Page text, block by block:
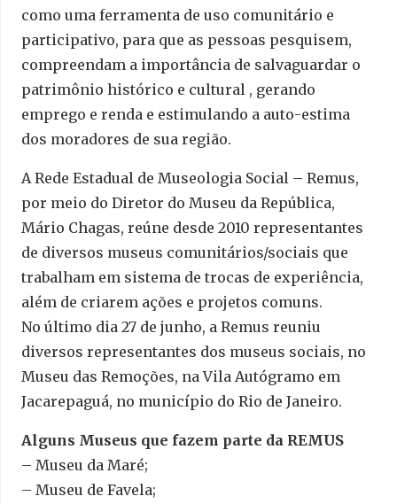
como uma ferramenta de uso comunitário e
participativo, para que as pessoas pesquisem,
compreendam a importância de salvaguardar o
patrimônio histórico e cultural , gerando
emprego e renda e estimulando a auto-estima
dos moradores de sua região.
A Rede Estadual de Museologia Social – Remus,
por meio do Diretor do Museu da República,
Mário Chagas, reúne desde 2010 representantes
de diversos museus comunitários/sociais que
trabalham em sistema de trocas de experiência,
além de criarem ações e projetos comuns.
No último dia 27 de junho, a Remus reuniu
diversos representantes dos museus sociais, no
Museu das Remoções, na Vila Autógramo em
Jacarepaguá, no município do Rio de Janeiro.
Alguns Museus que fazem parte da REMUS
– Museu da Maré;
– Museu de Favela;